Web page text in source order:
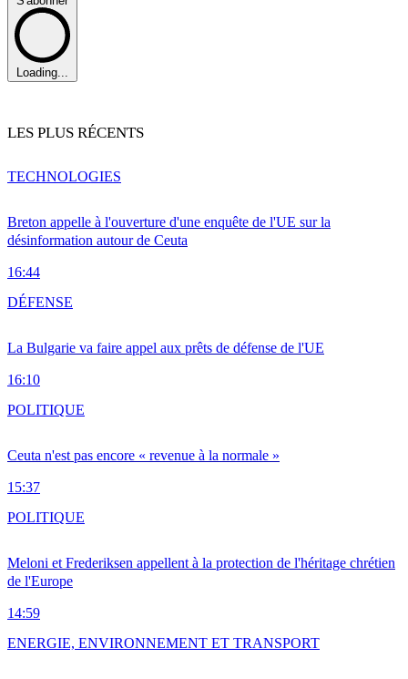
Loading...
LES PLUS RÉCENTS
Breton appelle à l'ouverture d'une enquête de l'UE sur la
désinformation autour de Ceuta
16:44
TECHNOLOGIES
La Bulgarie va faire appel aux prêts de défense de l'UE
16:10
DÉFENSE
Ceuta n'est pas encore « revenue à la normale »
15:37
POLITIQUE
Meloni et Frederiksen appellent à la protection de l'héritage chrétien
de l'Europe
14:59
POLITIQUE
ENERGIE, ENVIRONNEMENT ET TRANSPORT